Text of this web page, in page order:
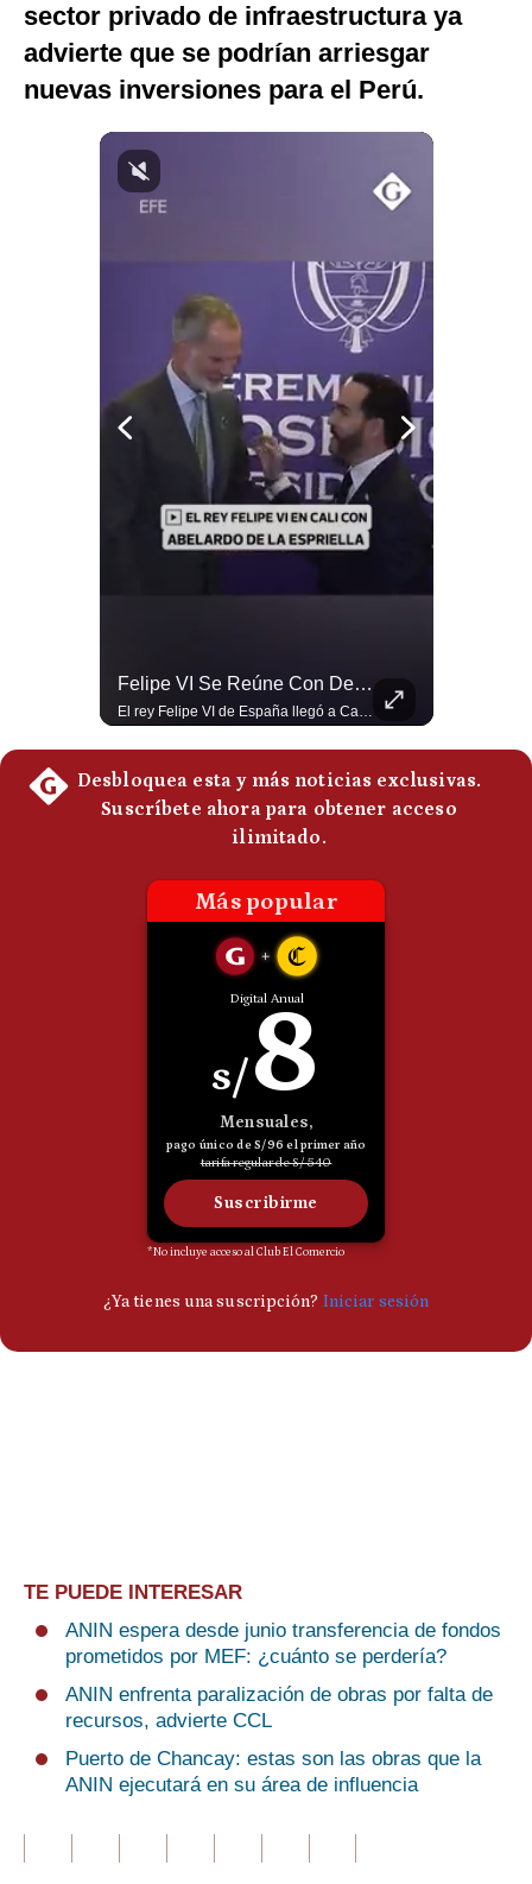
Frecuentes
sector privado de infraestructura ya
advierte que se podrían arriesgar
nuevas inversiones para el Perú.
Felipe VI Se Reúne Con De La Espriella Antes De La Investidura | Gestión Mundo
TE PUEDE INTERESAR
ANIN espera desde junio transferencia de fondos
prometidos por MEF: ¿cuánto se perdería?
ANIN enfrenta paralización de obras por falta de
recursos, advierte CCL
Puerto de Chancay: estas son las obras que la
ANIN ejecutará en su área de influencia